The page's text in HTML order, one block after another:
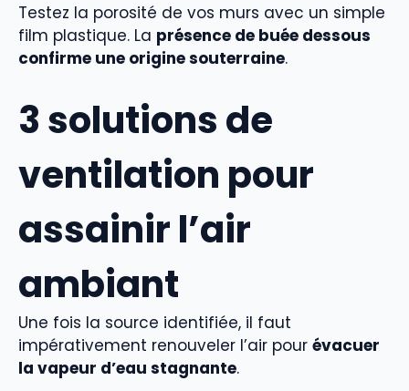
Testez la porosité de vos murs avec un simple
film plastique. La présence de buée dessous
confirme une origine souterraine.
3 solutions de
ventilation pour
assainir l’air
ambiant
Une fois la source identifiée, il faut
impérativement renouveler l’air pour évacuer
la vapeur d’eau stagnante.